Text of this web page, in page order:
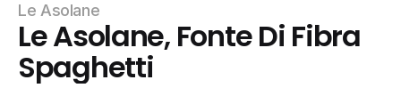
Le Asolane
Le Asolane, Fonte Di Fibra
Spaghetti